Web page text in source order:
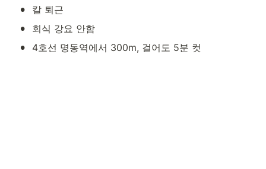
• 칼 퇴근
• 회식 강요 안함
• 4호선 명동역에서 300m, 걸어도 5분 컷